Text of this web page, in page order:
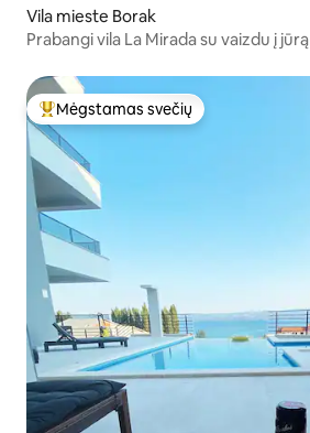
Vila mieste Borak
Prabangi vila La Mirada su vaizdu į jūrą
Svečių mėgstamiausias
Mėgstamas svečių